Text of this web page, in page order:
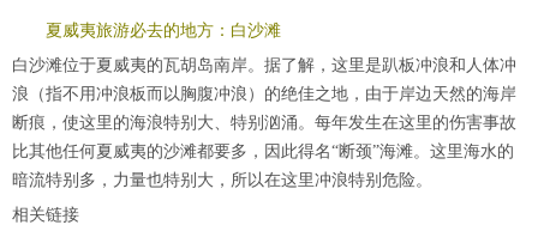
夏威夷旅游必去的地方：白沙滩
白沙滩位于夏威夷的瓦胡岛南岸。据了解，这里是趴板冲浪和人体冲
浪（指不用冲浪板而以胸腹冲浪）的绝佳之地，由于岸边天然的海岸
断痕，使这里的海浪特别大、特别汹涌。每年发生在这里的伤害事故
比其他任何夏威夷的沙滩都要多，因此得名“断颈”海滩。这里海水的
暗流特别多，力量也特别大，所以在这里冲浪特别危险。
相关链接